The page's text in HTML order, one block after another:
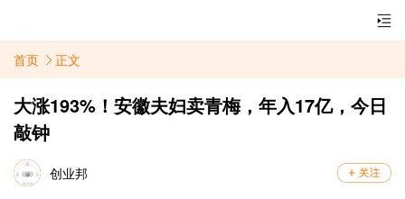
首页 正文
大涨193%！安徽夫妇卖青梅，年入17亿，今日
敲钟
创业邦